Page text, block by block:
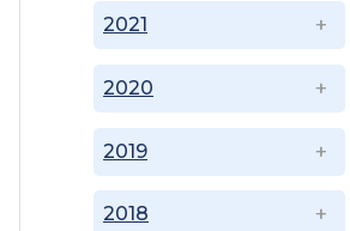
2018
2019
2020
2021